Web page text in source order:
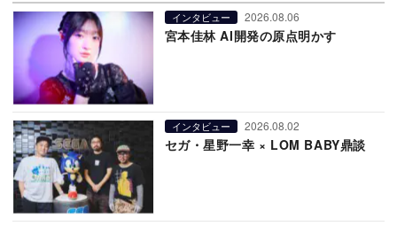
インタビュー 2026.08.06
宮本佳林 AI開発の原点明かす
インタビュー 2026.08.02
セガ・星野一幸 × LOM BABY鼎談